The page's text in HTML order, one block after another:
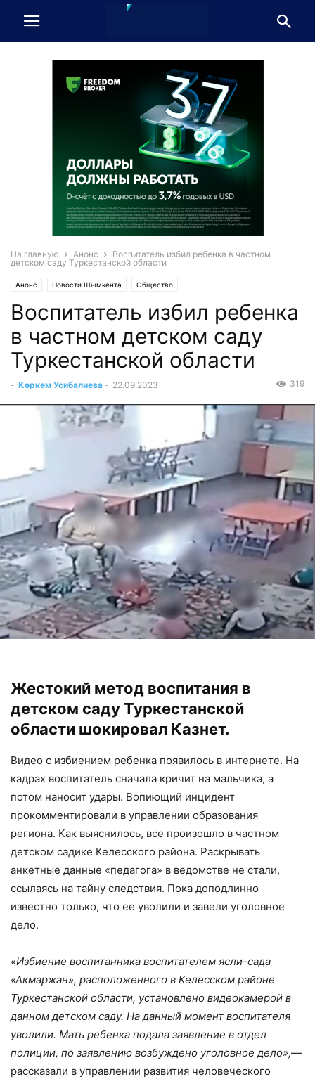
На главную Анонс
Воспитатель избил ребенка в частном
детском саду Туркестанской области
Анонс Новости Шымкента Общество
Воспитатель избил ребенка
в частном детском саду
Туркестанской области
- Көркем Усибалиева - 22.09.2023 319
Жестокий метод воспитания в
детском саду Туркестанской
области шокировал Казнет.
Видео с избиением ребенка появилось в интернете. На
кадрах воспитатель сначала кричит на мальчика, а
потом наносит удары. Вопиющий инцидент
прокомментировали в управлении образования
региона. Как выяснилось, все произошло в частном
детском садике Келесского района. Раскрывать
анкетные данные «педагога» в ведомстве не стали,
ссылаясь на тайну следствия. Пока доподлинно
известно только, что ее уволили и завели уголовное
дело.
«Избиение воспитанника воспитателем ясли-сада
«Акмаржан», расположенного в Келесском районе
Туркестанской области, установлено видеокамерой в
данном детском саду. На данный момент воспитателя
уволили. Мать ребенка подала заявление в отдел
полиции, по заявлению возбуждено уголовное дело»,—
рассказали в управлении развития человеческого